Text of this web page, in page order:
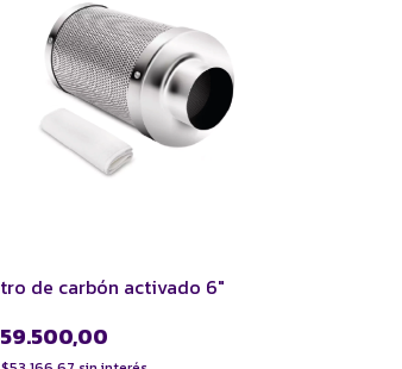
de carbón activado 6"